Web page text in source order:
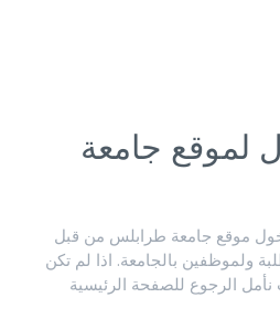
لموقع جامعة
موقع جامعة طرابلس من قبل
ولموظفين بالجامعة. اذا لم تكن
الرجوع للصفحة الرئيسية